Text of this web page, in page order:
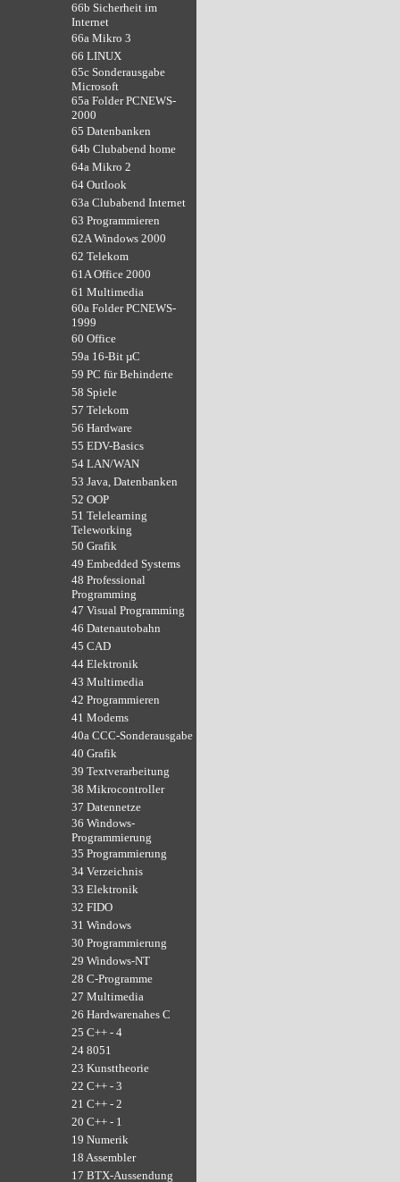
66b Sicherheit im
Internet
66a Mikro 3
66 LINUX
65c Sonderausgabe
Microsoft
65a Folder PCNEWS-
2000
65 Datenbanken
64b Clubabend home
64a Mikro 2
64 Outlook
63a Clubabend Internet
63 Programmieren
62A Windows 2000
62 Telekom
61A Office 2000
61 Multimedia
60a Folder PCNEWS-
1999
60 Office
59a 16-Bit µC
59 PC für Behinderte
58 Spiele
57 Telekom
56 Hardware
55 EDV-Basics
54 LAN/WAN
53 Java, Datenbanken
52 OOP
51 Telelearning
Teleworking
50 Grafik
49 Embedded Systems
48 Professional
Programming
47 Visual Programming
46 Datenautobahn
45 CAD
44 Elektronik
43 Multimedia
42 Programmieren
41 Modems
40a CCC-Sonderausgabe
40 Grafik
39 Textverarbeitung
38 Mikrocontroller
37 Datennetze
36 Windows-
Programmierung
35 Programmierung
34 Verzeichnis
33 Elektronik
32 FIDO
31 Windows
30 Programmierung
29 Windows-NT
28 C-Programme
27 Multimedia
26 Hardwarenahes C
25 C++ - 4
24 8051
23 Kunsttheorie
22 C++ - 3
21 C++ - 2
20 C++ - 1
19 Numerik
18 Assembler
17 BTX-Aussendung